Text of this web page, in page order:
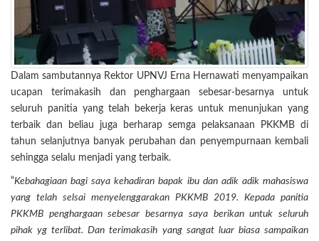
Dalam sambutannya Rektor UPNVJ Erna Hernawati menyampaikan
ucapan terimakasih dan penghargaan sebesar-besarnya untuk
seluruh panitia yang telah bekerja keras untuk menunjukan yang
terbaik dan beliau juga berharap semga pelaksanaan PKKMB di
tahun selanjutnya banyak perubahan dan penyempurnaan kembali
sehingga selalu menjadi yang terbaik.
“Kebahagiaan bagi saya kehadiran bapak ibu dan adik adik mahasiswa
yang telah selsai menyelenggarakan PKKMB 2019. Kepada panitia
PKKMB penghargaan sebesar besarnya saya berikan untuk seluruh
pihak yg terlibat. Dan terimakasih yang sangat luar biasa sampaikan